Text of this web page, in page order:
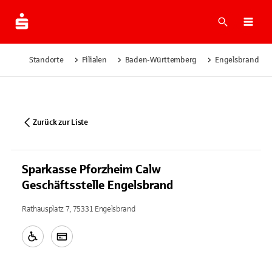
Suche
Standorte Filialen Baden-Württemberg Engelsbrand
Zurück zur Liste
Sparkasse Pforzheim Calw
Geschäftsstelle Engelsbrand
Rathausplatz 7, 75331 Engelsbrand